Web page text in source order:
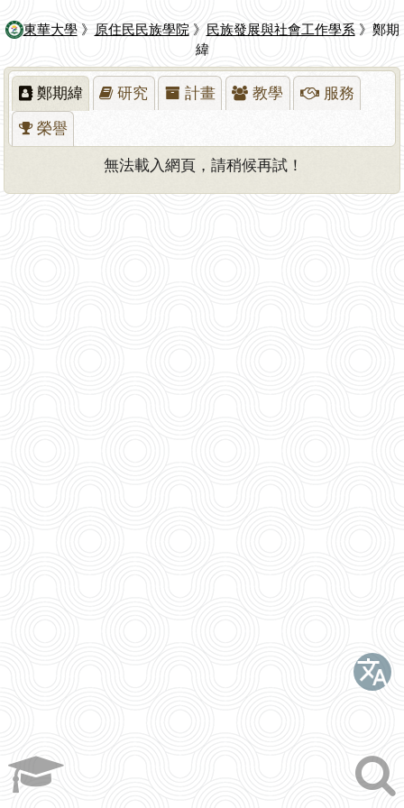
東華大學》 原住民民族學院》 民族發展與社會工作學系 》鄭期
緯
鄭期緯 研究 計畫 教學 服務
榮譽
無法載入網頁，請稍候再試！